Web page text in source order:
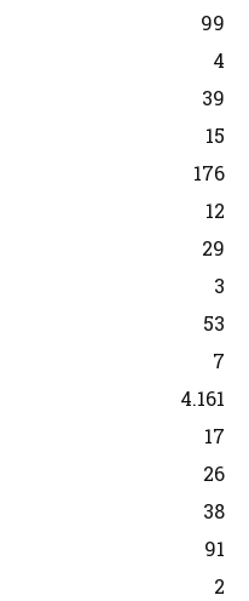
99
4
39
15
176
12
29
3
53
7
4.161
17
26
38
91
2